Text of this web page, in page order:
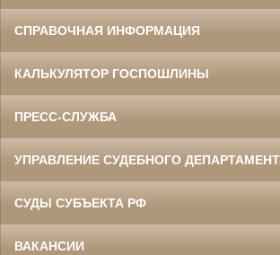
СПРАВОЧНАЯ ИНФОРМАЦИЯ
КАЛЬКУЛЯТОР ГОСПОШЛИНЫ
ПРЕСС-СЛУЖБА
УПРАВЛЕНИЕ СУДЕБНОГО
СУДЫ СУБЪЕКТА РФ
ВАКАНСИИ